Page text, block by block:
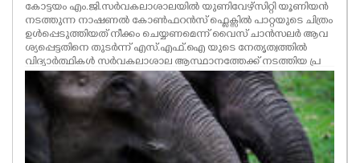
കോട്ടയം എം.ജി.സർവകലാശാലയിൽ യുണിവേഴ്സിറ്റി യൂണിയൻ
നടത്തുന്ന നാഷണൽ കോൺഫറൻസ് ഫ്ലെക്സിൽ പാറ്റയുടെ ചിത്രം
ഉൾപ്പെടുത്തിയത് നീക്കം ചെയ്യണമെന്ന് വൈസ് ചാൻസലർ ആവ
ശ്യപ്പെട്ടതിനെ തുടർന്ന് എസ്.എഫ്.ഐ യുടെ നേതൃത്വത്തിൽ
വിദ്യാർത്ഥികൾ സർവകലാശാല ആസ്ഥാനത്തേക്ക് നടത്തിയ പ്ര
തിഷേധ പ്രകടനം പൊലീസ് തടഞ്ഞപ്പോൾ